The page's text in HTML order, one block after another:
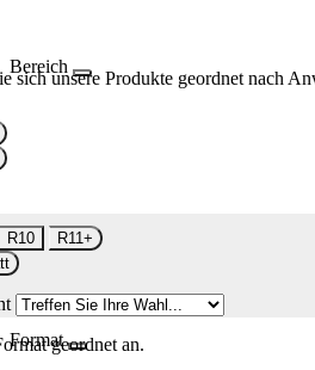
Bereich
sich unsere Produkte geordnet nach
R10
R11+
Formatgeordnet an.